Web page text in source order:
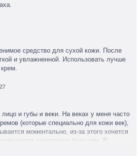
средство для сухой кожи. После
и увлажненной. Использовать лучше
и губы и веки. На веках у меня часто
(которые специально для кожи век),
моментально, из-за этого хочется
достаточно большим. В